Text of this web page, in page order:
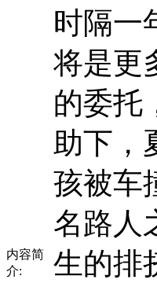
内容简
介:
时隔一
将是更
的委托
助下，
孩被车
名路人
生的排